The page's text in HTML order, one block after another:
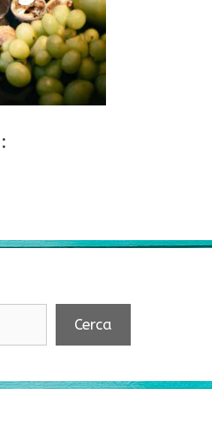
Cerca